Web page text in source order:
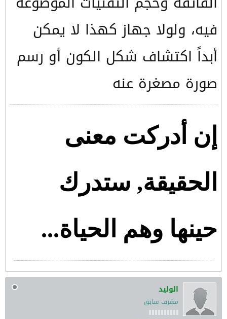
فيه، ولولا جهاز كهذا لا يمكن
أبداً اكتشاف شكل الكون أو رسم
صورة مصغرة عنه
إن أدركت معنى
الحقيقة, ستدرك
حينها وهم الحياة...
الوليد
مشرف سابق